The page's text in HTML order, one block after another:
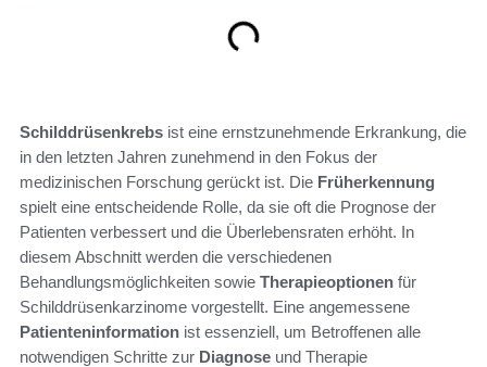
Schilddrüsenkrebs ist eine ernstzunehmende Erkrankung, die
in den letzten Jahren zunehmend in den Fokus der
medizinischen Forschung gerückt ist. Die Früherkennung
spielt eine entscheidende Rolle, da sie oft die Prognose der
Patienten verbessert und die Überlebensraten erhöht. In
diesem Abschnitt werden die verschiedenen
Behandlungsmöglichkeiten sowie Therapieoptionen für
Schilddrüsenkarzinome vorgestellt. Eine angemessene
Patienteninformation ist essenziell, um Betroffenen alle
notwendigen Schritte zur Diagnose und Therapie